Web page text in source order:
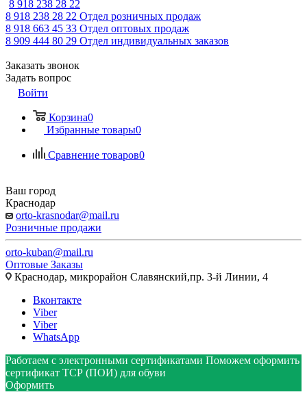
8 918 238 28 22
8 918 238 28 22 Отдел розничных продаж
8 918 663 45 33 Отдел оптовых продаж
8 909 444 80 29 Отдел индивидуальных заказов
Заказать звонок
Задать вопрос
Войти
Корзина0
Избранные товары0
Сравнение товаров0
Ваш город
Краснодар
orto-krasnodar@mail.ru
Розничные продажи
orto-kuban@mail.ru
Оптовые Заказы
Краснодар, микрорайон Славянский,пр. 3-й Линии, 4
Вконтакте
Viber
Viber
WhatsApp
Работаем с электронными сертификатами Поможем оформить
сертификат ТСР (ПОИ) для обуви
Оформить